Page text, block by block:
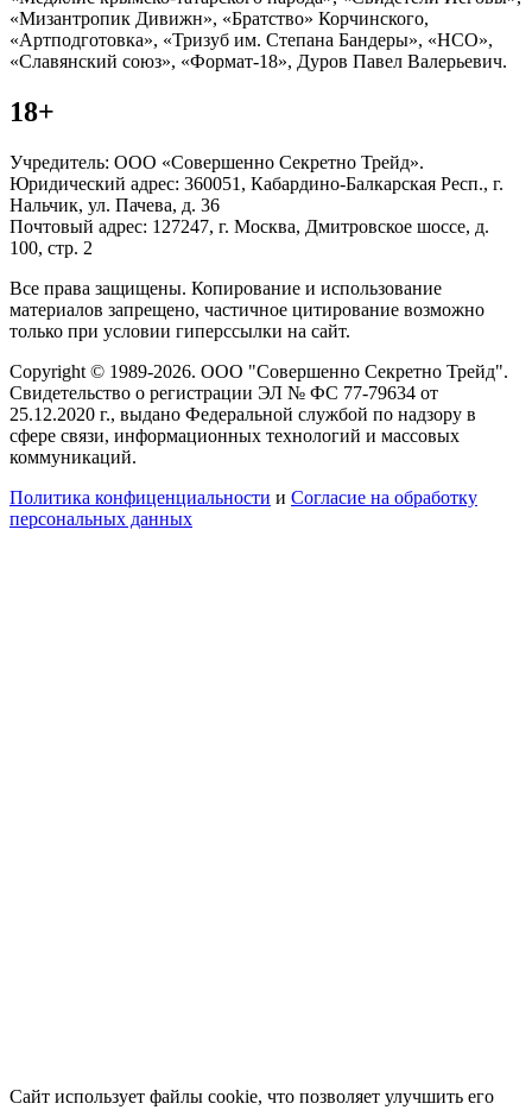
«Мизантропик Дивижн», «Братство» Корчинского,
«Артподготовка», «Тризуб им. Степана Бандеры», «НСО»,
«Славянский союз», «Формат-18», Дуров Павел Валерьевич.
18+
Учредитель: ООО «Совершенно Секретно Трейд».
Юридический адрес: 360051, Кабардино-Балкарская Респ., г.
Нальчик, ул. Пачева, д. 36
Почтовый адрес: 127247, г. Москва, Дмитровское шоссе, д.
100, стр. 2
Все права защищены. Копирование и использование
материалов запрещено, частичное цитирование возможно
только при условии гиперссылки на сайт.
Copyright © 1989-2026. ООО "Совершенно Секретно Трейд".
Свидетельство о регистрации ЭЛ № ФС 77-79634 от
25.12.2020 г., выдано Федеральной службой по надзору в
сфере связи, информационных технологий и массовых
коммуникаций.
Политика конфиценциальности и Согласие на обработку
персональных данных
Сайт использует файлы cookie, что позволяет улучшить его